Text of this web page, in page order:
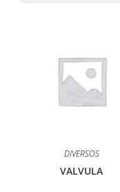
DIVERSOS
VALVULA